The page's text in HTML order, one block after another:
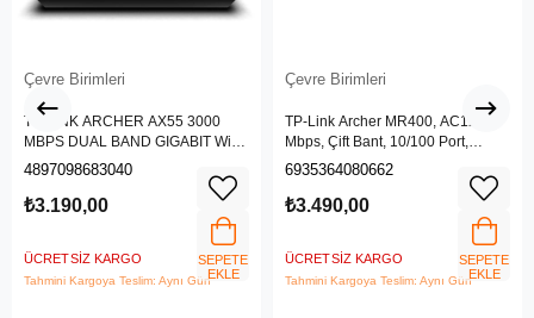
Çevre Birimleri
TP-LINK ARCHER AX55 3000
MBPS DUAL BAND GIGABIT Wi-Fi
6 ROUTER
4897098683040
₺3.190,00
ÜCRETSIZ KARGO
Tahmini Kargoya Teslim: Aynı Gün
SEPETE
EKLE
Çevre Birimleri
TP-Link Archer MR400, AC1200
Mbps, Çift Bant, 10/100 Port,
4G/3G SIM Yuvası, Kablosuz 4G
6935364080662
₺3.490,00
ÜCRETSIZ KARGO
Tahmini Kargoya Teslim: Aynı Gün
SEPETE
EKLE